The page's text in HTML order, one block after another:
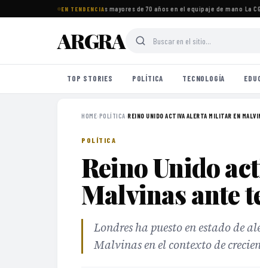
EN TENDENCIA
imprescindibles para viajeros mayores de 70 años en el equipaje de mano·La
ARGRA
TOP STORIES POLÍTICA TECNOLOGÍA
HOME›POLÍTICA›REINO UNIDO ACTIVA ALERTA MILITAR EN
POLÍTICA
Reino Unido
Malvinas ante
Londres ha puesto en estado de
Malvinas en el contexto de